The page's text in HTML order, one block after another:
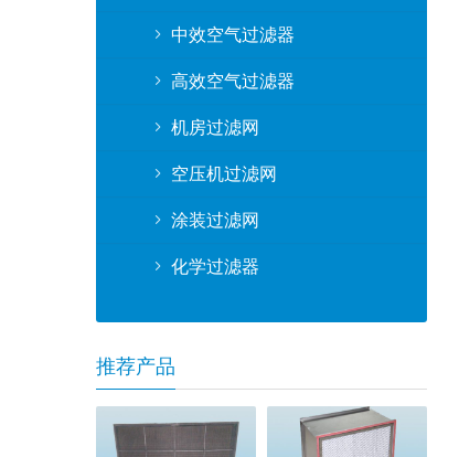
中效空气过滤器
高效空气过滤器
机房过滤网
空压机过滤网
涂装过滤网
化学过滤器
推荐产品